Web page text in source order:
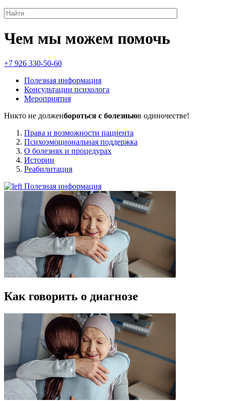
Чем мы можем помочь
+7 926 330-50-60
Полезная информация
Консультации психолога
Мероприятия
Никто не долженбороться с болезньюв одиночестве!
Права и возможности пациента
Психоэмоциональная поддержка
О болезнях и процедурах
Истории
Реабилитация
Полезная информация
Как говорить о диагнозе